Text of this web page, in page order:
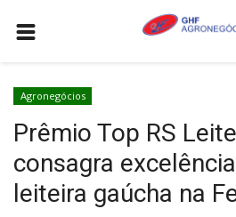
AGRONEGÓCIOS
LEILÕES
FEIRAS E EVENTOS
Agronegócios
Prêmio Top RS
consagra
leiteira gaúcha na